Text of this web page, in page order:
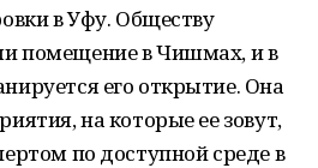
в Уфу. Обществу
помещение в Чишмах, и в
его открытие. Она
на которые ее зовут,
по доступной среде в